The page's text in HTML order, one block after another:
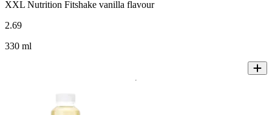
XXL Nutrition Fitshake vanilla flavour
2.69
330 ml